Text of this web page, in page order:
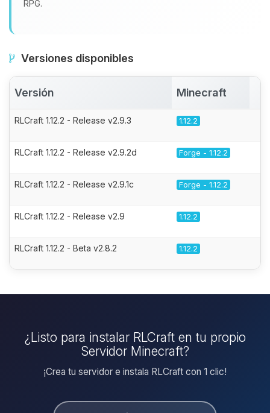
RPG.
Versiones disponibles
Versión Minecraft
RLCraft 1.12.2 - Release v2.9.3 1.12.2
RLCraft 1.12.2 - Release v2.9.2d Forge - 1.12.2
RLCraft 1.12.2 - Release v2.9.1c Forge - 1.12.2
RLCraft 1.12.2 - Release v2.9 1.12.2
RLCraft 1.12.2 - Beta v2.8.2 1.12.2
¿Listo para instalar RLCraft en tu propio
Servidor Minecraft?
¡Crea tu servidor e instala RLCraft con 1 clic!